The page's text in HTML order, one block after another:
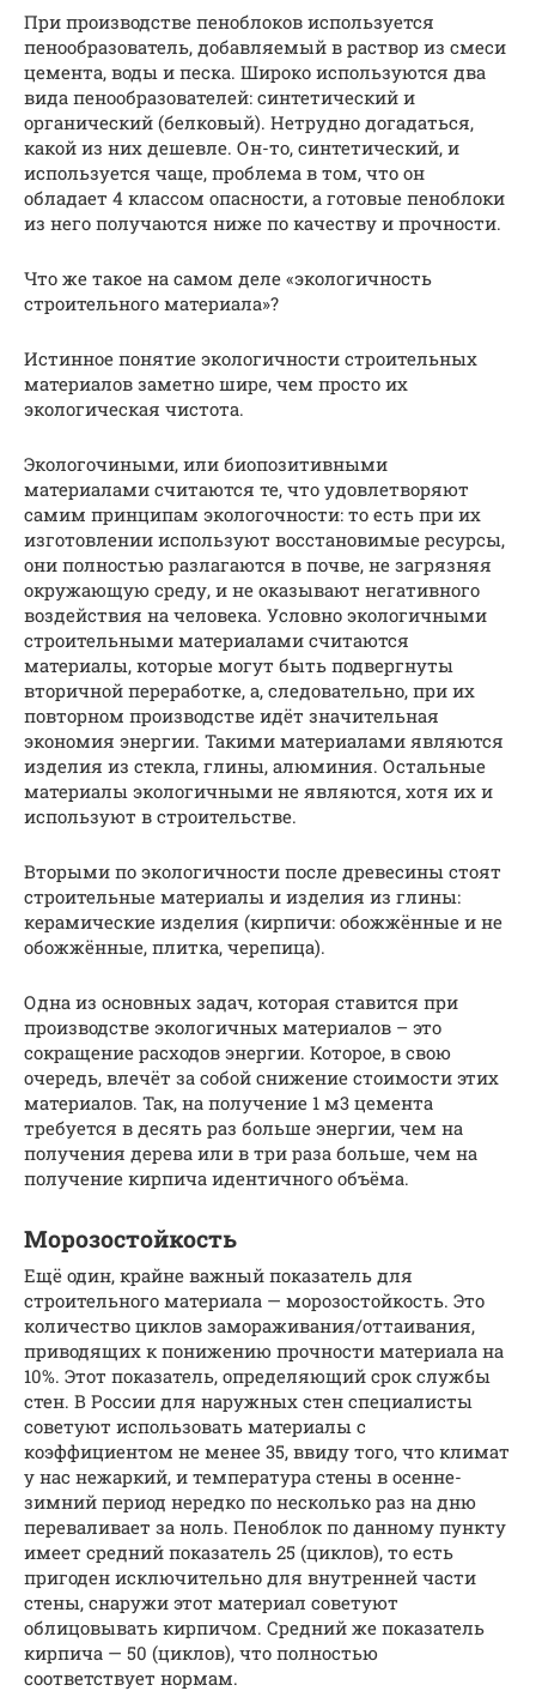
При производстве пеноблоков используется
пенообразователь, добавляемый в раствор из смеси
цемента, воды и песка. Широко используются два
вида пенообразователей: синтетический и
органический (белковый). Нетрудно догадаться,
какой из них дешевле. Он-то, синтетический, и
используется чаще, проблема в том, что он
обладает 4 классом опасности, а готовые пеноблоки
из него получаются ниже по качеству и прочности.
Что же такое на самом деле «экологичность
строительного материала»?
Истинное понятие экологичности строительных
материалов заметно шире, чем просто их
экологическая чистота.
Экологочиными, или биопозитивными
материалами считаются те, что удовлетворяют
самим принципам экологочности: то есть при их
изготовлении используют восстановимые ресурсы,
они полностью разлагаются в почве, не загрязняя
окружающую среду, и не оказывают негативного
воздействия на человека. Условно экологичными
строительными материалами считаются
материалы, которые могут быть подвергнуты
вторичной переработке, а, следовательно, при их
повторном производстве идёт значительная
экономия энергии. Такими материалами являются
изделия из стекла, глины, алюминия. Остальные
материалы экологичными не являются, хотя их и
используют в строительстве.
Вторыми по экологичности после древесины стоят
строительные материалы и изделия из глины:
керамические изделия (кирпичи: обожжённые и не
обожжённые, плитка, черепица).
Одна из основных задач, которая ставится при
производстве экологичных материалов – это
сокращение расходов энергии. Которое, в свою
очередь, влечёт за собой снижение стоимости этих
материалов. Так, на получение 1 м3 цемента
требуется в десять раз больше энергии, чем на
получения дерева или в три раза больше, чем на
получение кирпича идентичного объёма.
Морозостойкость
Ещё один, крайне важный показатель для
строительного материала — морозостойкость. Это
количество циклов замораживания/оттаивания,
приводящих к понижению прочности материала на
10%. Этот показатель, определяющий срок службы
стен. В России для наружных стен специалисты
советуют использовать материалы с
коэффициентом не менее 35, ввиду того, что климат
у нас нежаркий, и температура стены в осенне-
зимний период нередко по несколько раз на дню
переваливает за ноль. Пеноблок по данному пункту
имеет средний показатель 25 (циклов), то есть
пригоден исключительно для внутренней части
стены, снаружи этот материал советуют
облицовывать кирпичом. Средний же показатель
кирпича — 50 (циклов), что полностью
соответствует нормам.